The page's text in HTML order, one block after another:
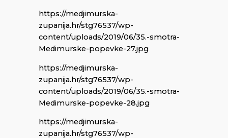
https://medjimurska-
zupanija.hr/stg76537/wp-
content/uploads/2019/06/35.-smotra-
Medimurske-popevke-27.jpg
https://medjimurska-
zupanija.hr/stg76537/wp-
content/uploads/2019/06/35.-smotra-
Medimurske-popevke-28.jpg
https://medjimurska-
zupanija.hr/stg76537/wp-